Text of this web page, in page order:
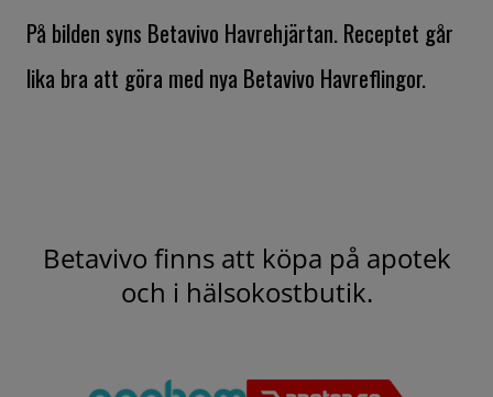
På bilden syns Betavivo Havrehjärtan. Receptet går
lika bra att göra med nya Betavivo Havreflingor.
Betavivo finns att köpa på apotek
och i hälsokostbutik.